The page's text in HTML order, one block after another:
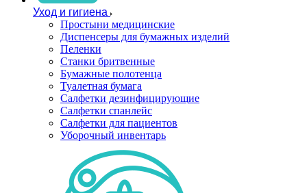
Уход и гигиена
Простыни медицинские
Диспенсеры для бумажных изделий
Пеленки
Станки бритвенные
Бумажные полотенца
Туалетная бумага
Салфетки дезинфицирующие
Салфетки спанлейс
Салфетки для пациентов
Уборочный инвентарь